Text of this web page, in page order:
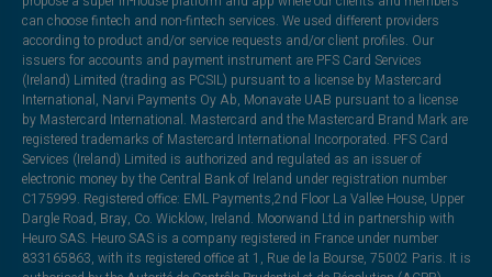
can choose fintech and non-fintech services. We used different providers
according to product and/or service requests and/or client profiles. Our
issuers for accounts and payment instrument are PFS Card Services
(Ireland) Limited (trading as PCSIL) pursuant to a license by Mastercard
International, Narvi Payments Oy Ab, Monavate UAB pursuant to a license
by Mastercard International. Mastercard and the Mastercard Brand Mark are
registered trademarks of Mastercard International Incorporated. PFS Card
Services (Ireland) Limited is authorized and regulated as an issuer of
electronic money by the Central Bank of Ireland under registration number
C175999. Registered office: EML Payments,2nd Floor La Vallee House, Upper
Dargle Road, Bray, Co. Wicklow, Ireland. Moorwand Ltd in partnership with
Heuro SAS. Heuro SAS is a company registered in France under number
833165863, with its registered office at 1, Rue de la Bourse, 75002 Paris. It is